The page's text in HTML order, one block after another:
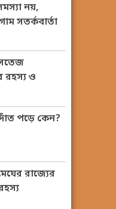
নয়,
সতর্কবার্তা
সতেজ
রহস্য ও
পড়ে কেন?
রাজ্যের